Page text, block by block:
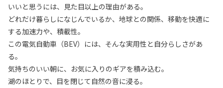
いいと思うには、見た目以上の理由がある。
どれだけ暮らしになじんでいるか、地球との関係、移動を快適に
する加速力や、積載性。
この電気自動車（BEV）には、そんな実用性と自分らしさがあ
る。
気持ちのいい朝に、お気に入りのギアを積み込む。
湖のほとりで、目を閉じて自然の音に浸る。